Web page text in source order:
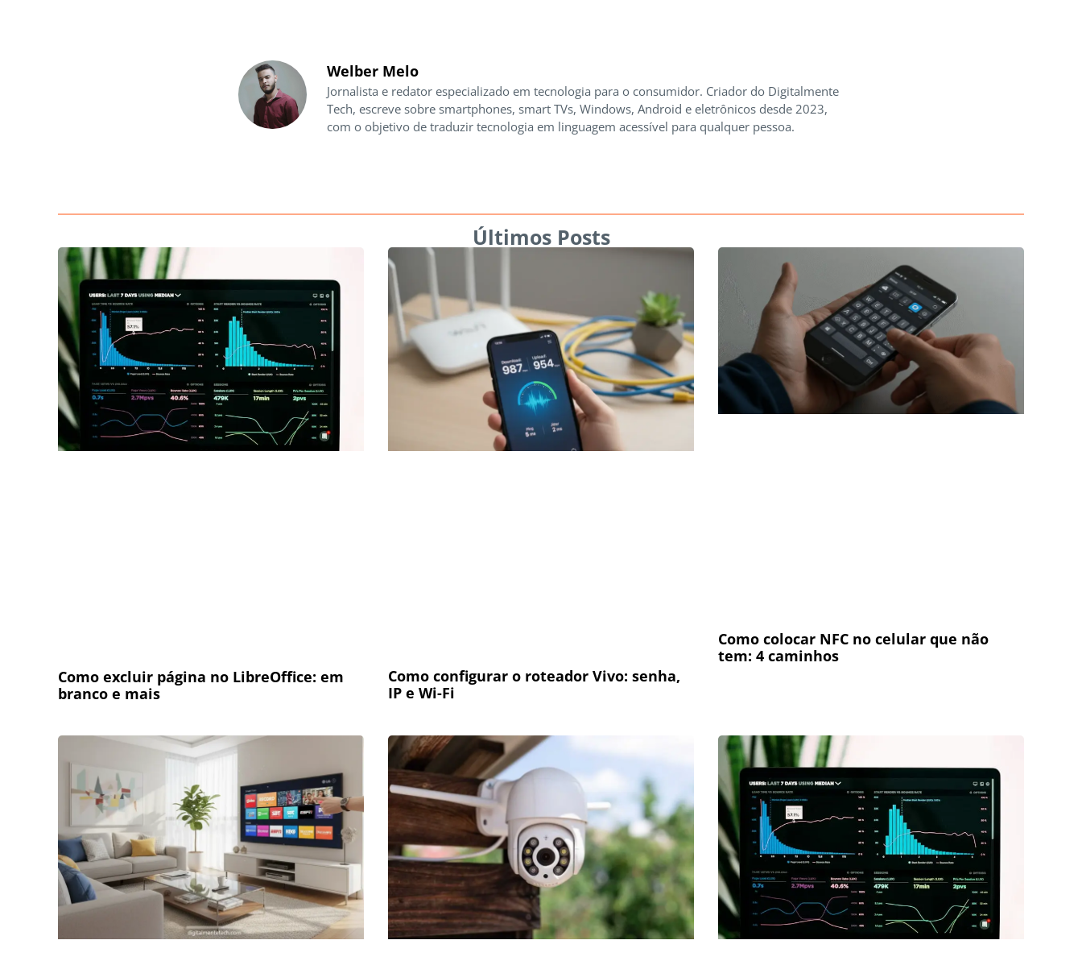
Welber Melo
Jornalista e redator especializado em tecnologia para o consumidor. Criador do Digitalmente
Tech, escreve sobre smartphones, smart TVs, Windows, Android e eletrônicos desde 2023,
com o objetivo de traduzir tecnologia em linguagem acessível para qualquer pessoa.
Últimos Posts
Como excluir página no LibreOffice: em
branco e mais
Como configurar o roteador Vivo: senha,
IP e Wi-Fi
Como colocar NFC no celular que não
tem: 4 caminhos